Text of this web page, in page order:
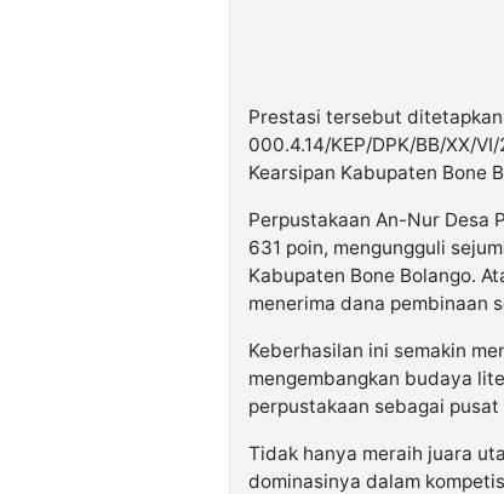
Prestasi tersebut
000.4.14/KEP/DPK/BB/XX/
Kearsipan Kabupaten Bone
Perpustakaan An-Nur Desa
631 poin, mengungguli
Kabupaten Bone Bolango.
menerima dana pembinaan
Keberhasilan ini semakin
mengembangkan budaya
perpustakaan sebagai
Tidak hanya meraih juara
dominasinya dalam